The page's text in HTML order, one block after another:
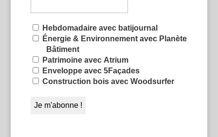
Hebdomadaire avec batijournal
Énergie & Environnement avec Planète
Bâtiment
Patrimoine avec Atrium
Enveloppe avec 5Façades
Construction bois avec Woodsurfer